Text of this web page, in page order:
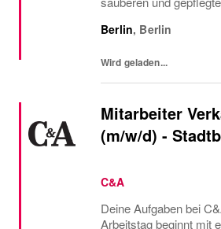
diversen
Berlin, Berlin
Wird geladen...
Mitarbeiter
(m/w/d) -
C&A
Deine Aufgaben bei
Arbeitstag beginnt mit